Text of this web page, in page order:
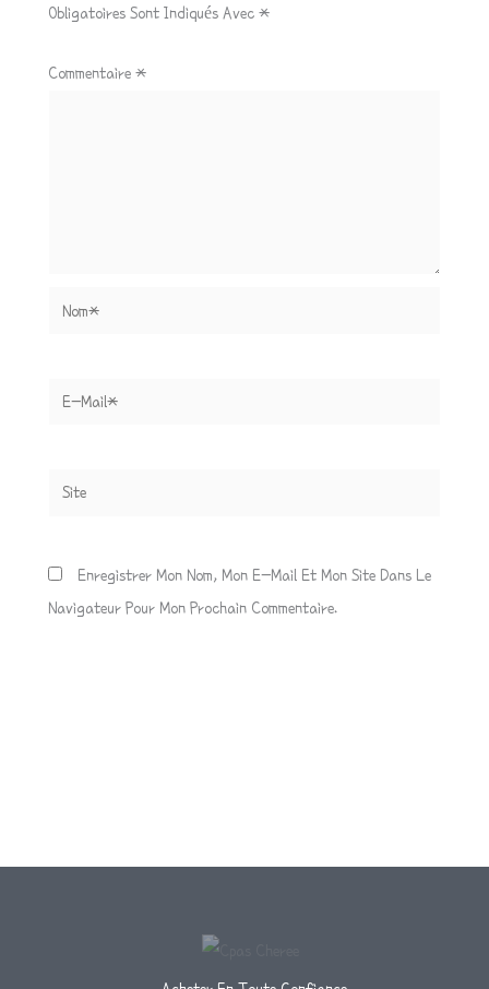
Obligatoires Sont Indiqués Avec *
Commentaire *
Nom*
E-
Site
Enregistrer Mon Nom, Mon E-Mail Et Mon Site Dans Le
Navigateur Pour Mon Prochain Commentaire.